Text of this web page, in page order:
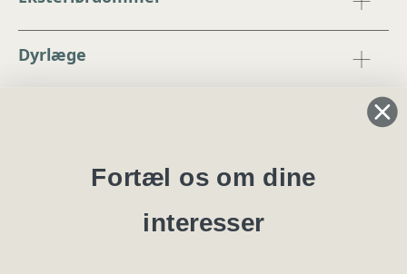
Dyrlæge
BlanketterFortæl os om dine
interesser